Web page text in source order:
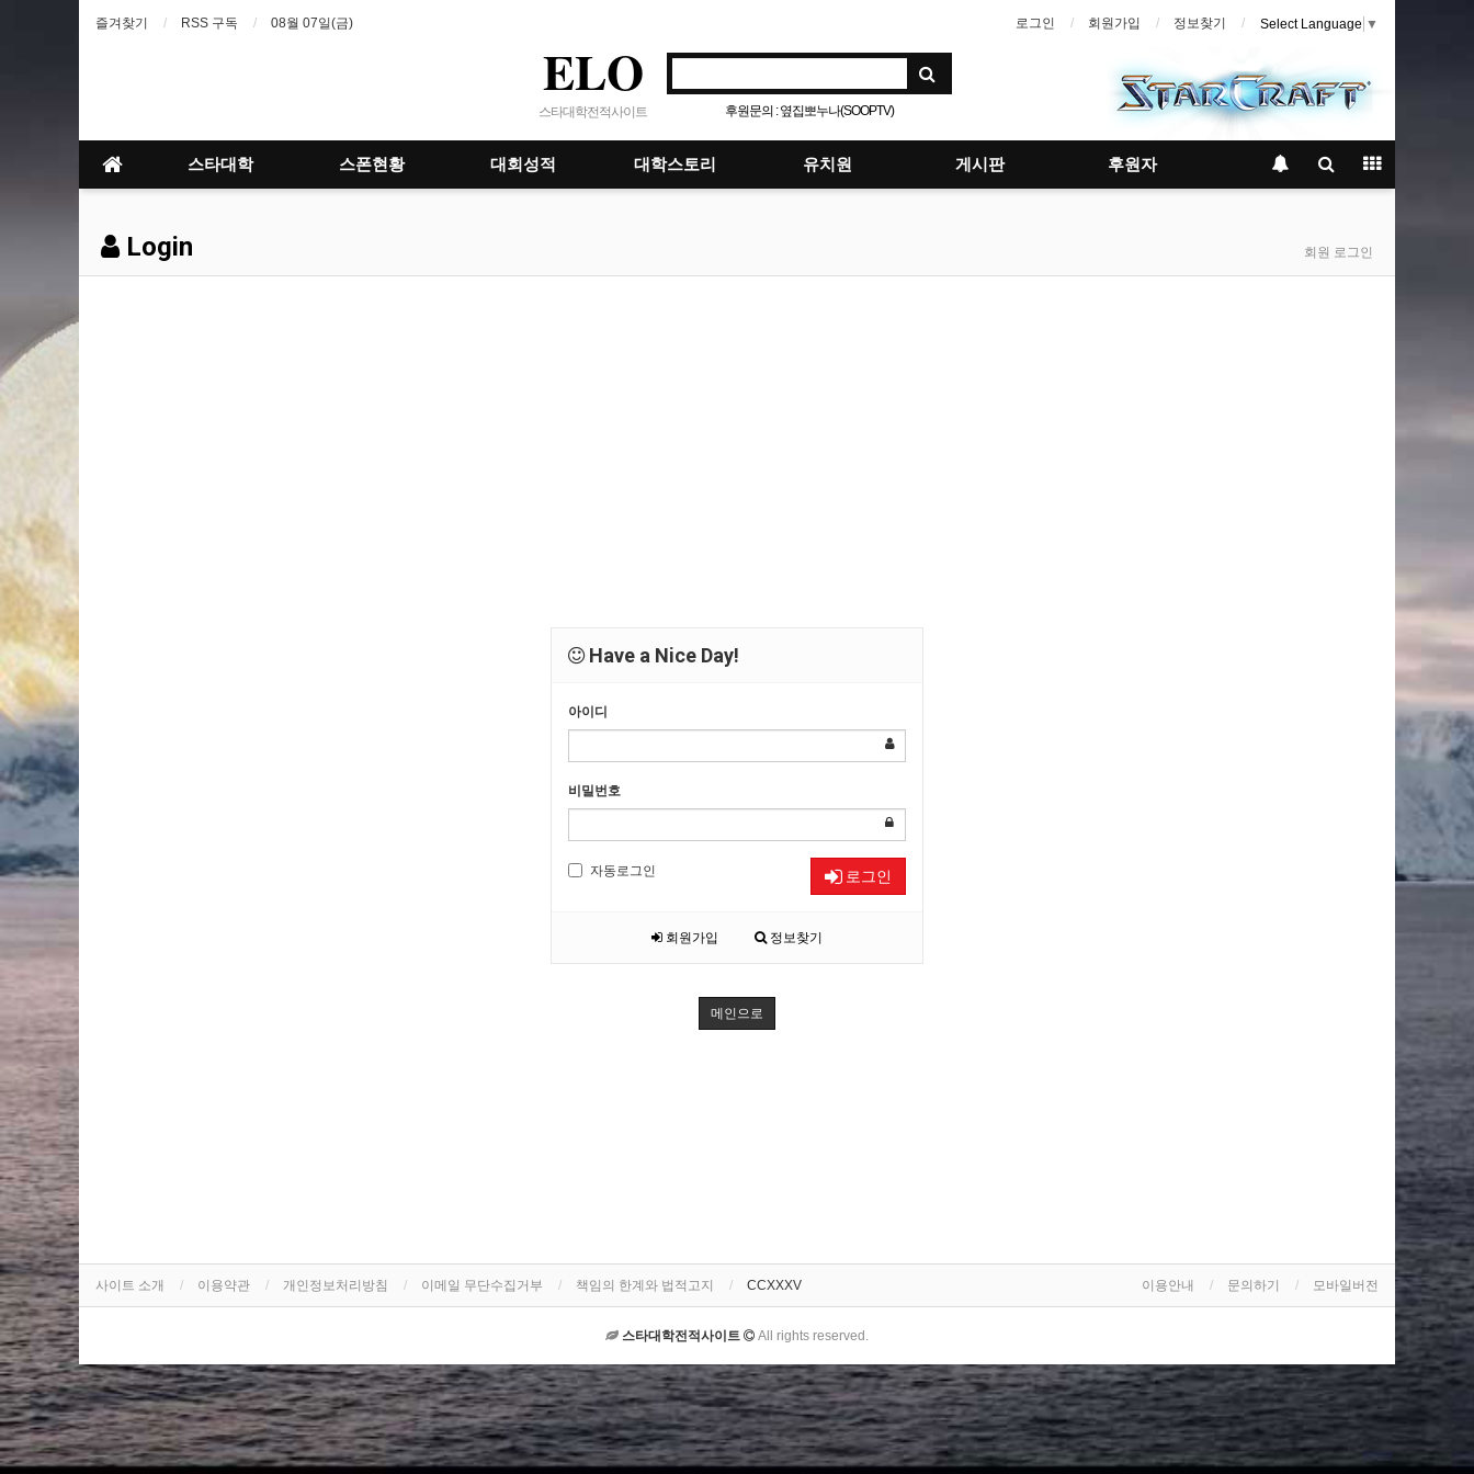
즐겨찾기 RSS 구독 08월 07일(금) 로그인 회원가입 정보찾기 Select Language ▼
ELO
스타대학전적사이트 후원문의 : 옆집뽀누나(SOOPTV)
스타대학 스폰현황 대회성적 대학스토리 유치원 게시판 후원자
Login 회원 로그인
Have a Nice Day!
아이디
비밀번호
자동로그인 로그인
회원가입 정보찾기
메인으로
사이트 소개 이용약관 개인정보처리방침 이메일 무단수집거부 책임의 한계와 법적고지 CCXXXV 이용안내 문의하기 모바일버전
스타대학전적사이트 All rights reserved.